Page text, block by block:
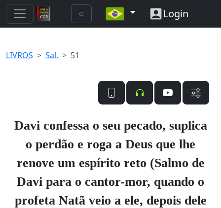
Login
LIVROS Sal. 51
Davi confessa o seu pecado, suplica
o perdão e roga a Deus que lhe
renove um espírito reto (Salmo de
Davi para o cantor-mor, quando o
profeta Natã veio a ele, depois dele